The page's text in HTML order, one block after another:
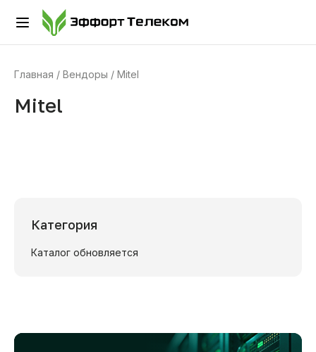
Главная Вендоры Mitel
Mitel
Категория
Каталог обновляется